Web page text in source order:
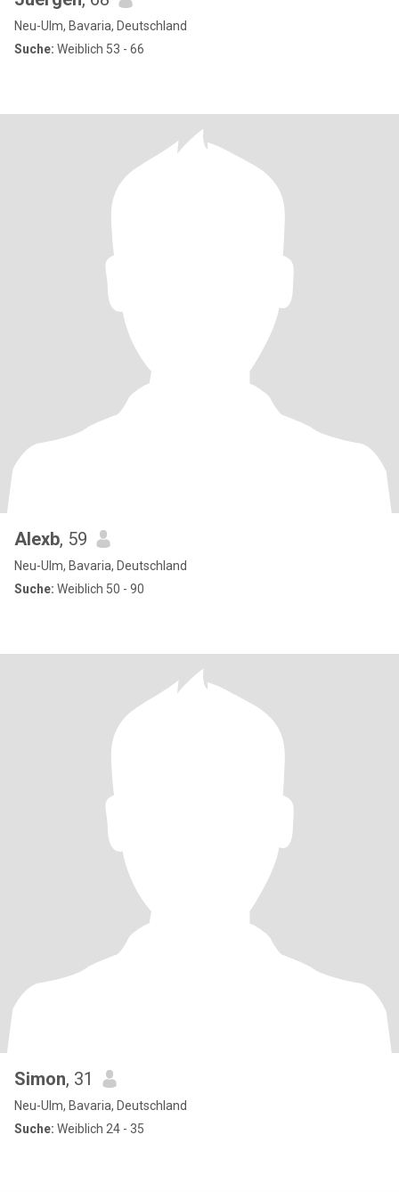
Neu-Ulm, Bavaria, Deutschland
Suche: Weiblich 53 - 66
Alexb, 59
Neu-Ulm, Bavaria, Deutschland
Suche: Weiblich 50 - 90
Simon, 31
Neu-Ulm, Bavaria, Deutschland
Suche: Weiblich 24 - 35